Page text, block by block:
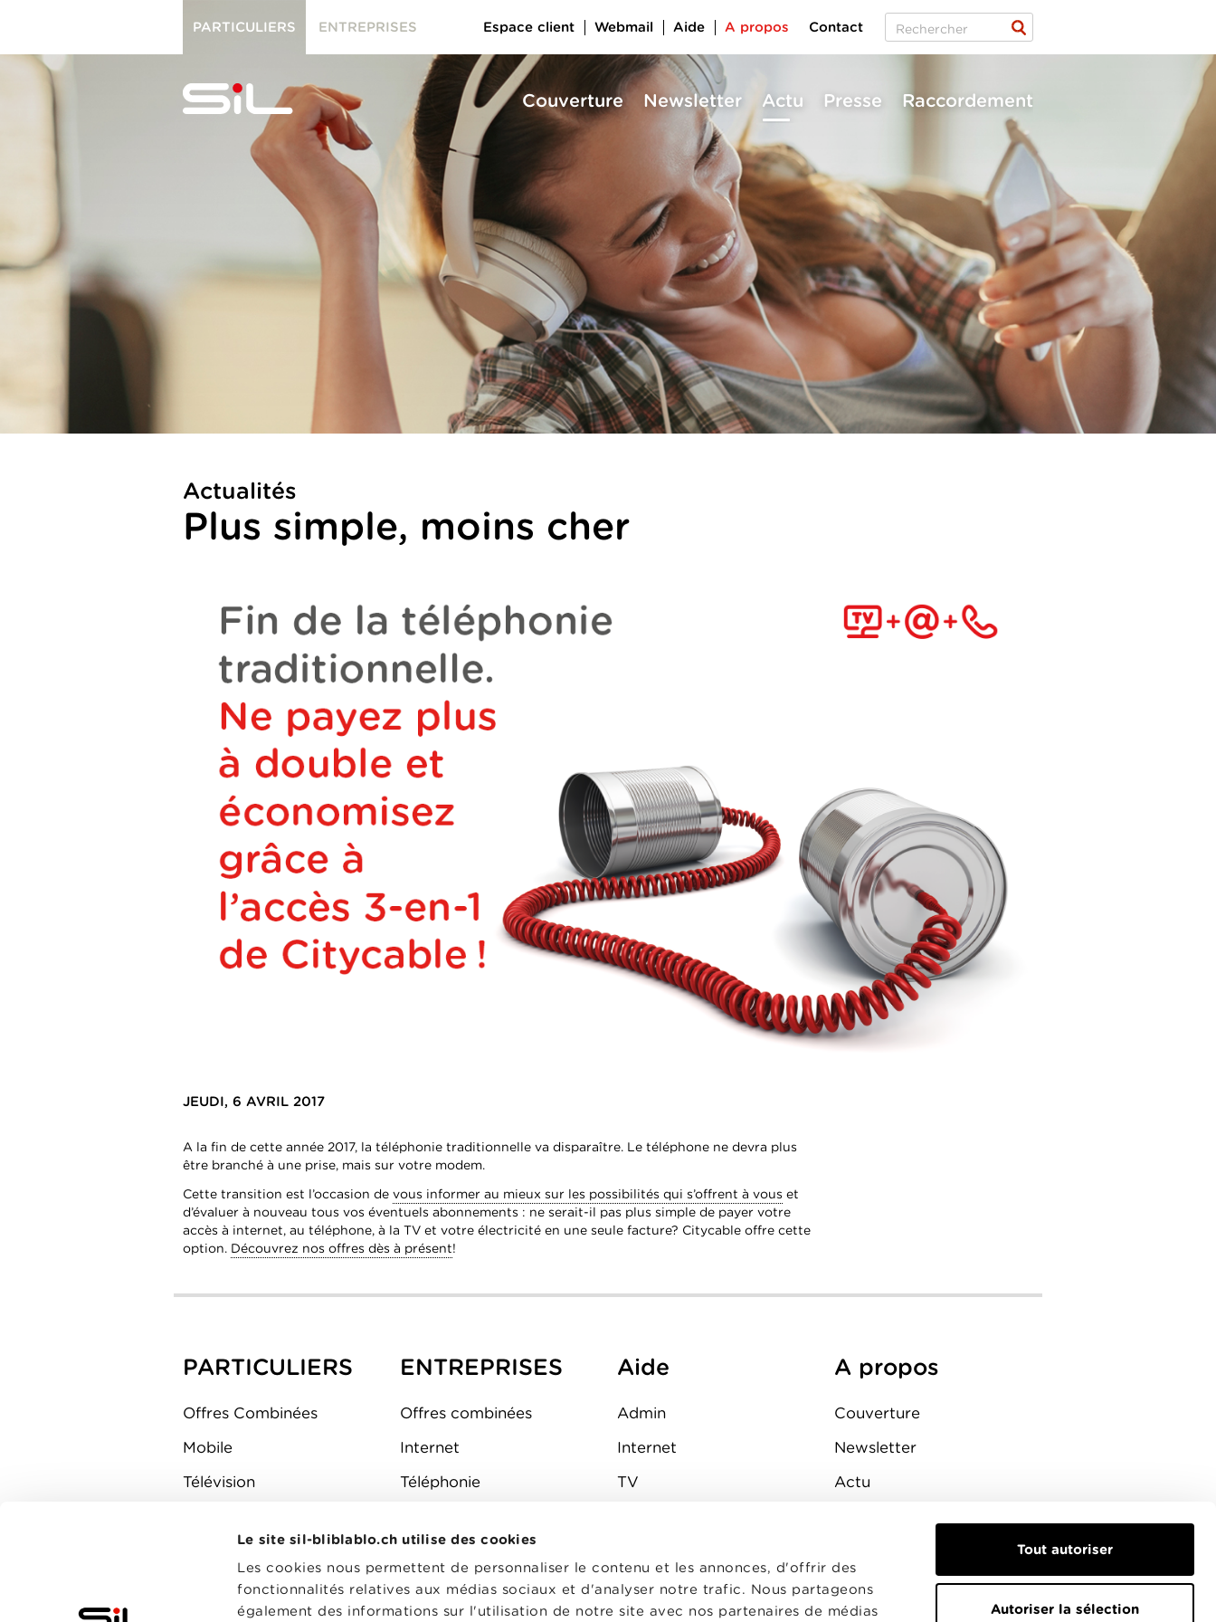
Le site sil-bliblablo.ch utilise des cookies
Les cookies nous permettent de personnaliser le contenu et les annonces, d'offrir des
fonctionnalités relatives aux médias sociaux et d'analyser notre trafic. Nous partageons
également des informations sur l'utilisation de notre site avec nos partenaires de médias
Tout autoriser
Autoriser la sélection
multimédia
Actualités
Plus simple, moins cher
JEUDI, 6 AVRIL 2017
A la fin de cette année 2017, la téléphonie traditionnelle va disparaître. Le téléphone ne devra plus
être branché à une prise, mais sur votre modem.
Cette transition est l’occasion de vous informer au mieux sur les possibilités qui s’offrent à vous et
d’évaluer à nouveau tous vos éventuels abonnements : ne serait-il pas plus simple de payer votre
accès à internet, au téléphone, à la TV et votre électricité en une seule facture? Citycable offre cette
option. Découvrez nos offres dès à présent!
PARTICULIERS ENTREPRISES
Couverture Newsletter Actu Presse Raccordement
Espace client Webmail Aide A propos Contact
PARTICULIERS
Offres Combinées
Mobile
Télévision
ENTREPRISES
Offres combinées
Internet
Téléphonie
Aide
Admin
Internet
TV
Fibre
A propos
Couverture
Newsletter
Actu